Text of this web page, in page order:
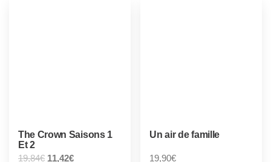
The Crown Saisons 1
Et 2
19,84€ 11,42€
Un air de famille
19,90€